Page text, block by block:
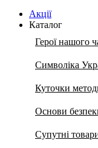
Акції
Каталог
Герої нашого
Символіка
Куточки
Основи
Супутні